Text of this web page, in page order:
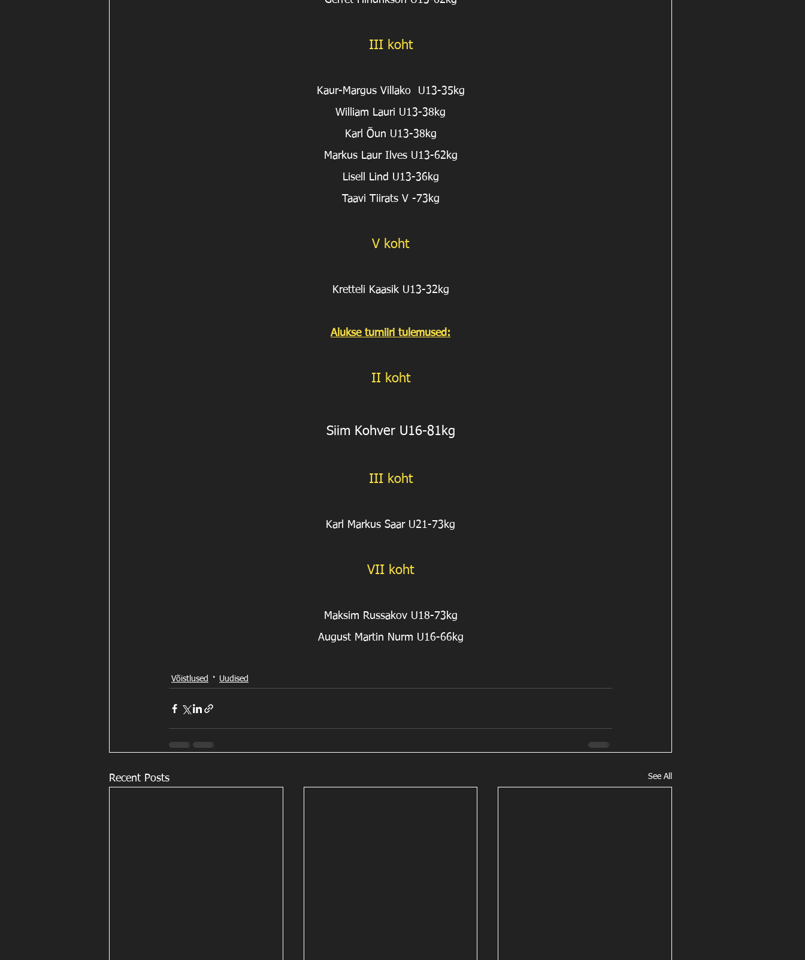
III koht
Kaur-Margus Villako  U13-35kg
William Lauri U13-38kg
Karl Õun U13-38kg
Markus Laur Ilves U13-62kg
Lisell Lind U13-36kg
Taavi Tiirats V -73kg
V koht
Kretteli Kaasik U13-32kg
Alukse turniiri tulemused:
II koht
Siim Kohver U16-81kg
III koht
Karl Markus Saar U21-73kg
VII koht
Maksim Russakov U18-73kg
August Martin Nurm U16-66kg
Võistlused Uudised
Recent Posts See All